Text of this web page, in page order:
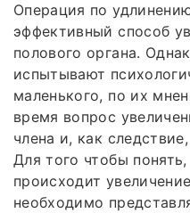
Операция по
эффективный способ
полового органа.
испытывают
маленького, по их
время вопрос
члена и, как
Для того чтобы
происходит
необходимо